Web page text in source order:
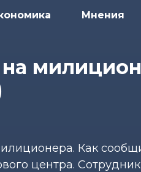
Мнения
Как
центра. Сотрудник